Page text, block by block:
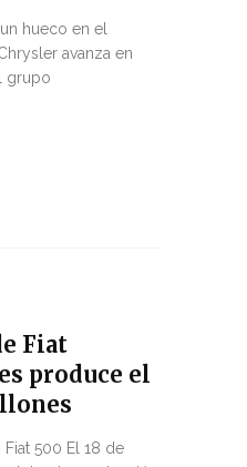
hueco en el
avanza en
grupo
Fiat
produce el
500 El 18 de